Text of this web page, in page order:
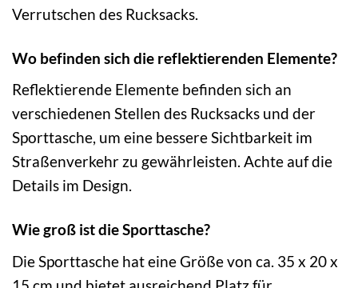
Verrutschen des Rucksacks.
Wo befinden sich die reflektierenden Elemente?
Reflektierende Elemente befinden sich an
verschiedenen Stellen des Rucksacks und der
Sporttasche, um eine bessere Sichtbarkeit im
Straßenverkehr zu gewährleisten. Achte auf die
Details im Design.
Wie groß ist die Sporttasche?
Die Sporttasche hat eine Größe von ca. 35 x 20 x